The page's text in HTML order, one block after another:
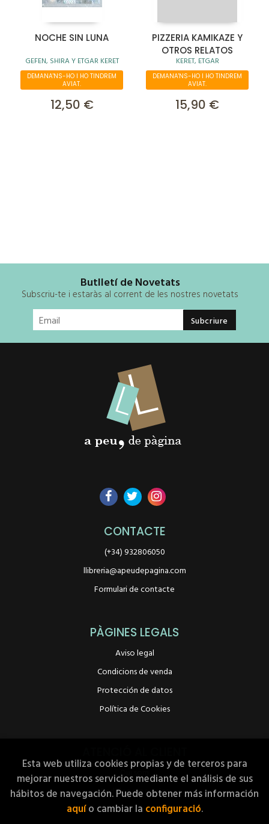
NOCHE SIN LUNA
GEFEN, SHIRA Y ETGAR KERET
DEMANA'NS-HO I HO TINDREM
AVIAT.
12,50 €
PIZZERIA KAMIKAZE Y
OTROS RELATOS
KERET, ETGAR
DEMANA'NS-HO I HO TINDREM
AVIAT.
15,90 €
Butlletí de Novetats
Subscriu-te i estaràs al corrent de les nostres novetats
CONTACTE
(+34) 932806050
llibreria@apeudepagina.com
Formulari de contacte
PÀGINES LEGALS
Aviso legal
Condicions de venda
Protección de datos
Política de Cookies
Qui som
Pedidos especiales
Esta web utiliza cookies propias y de terceros para
mejorar nuestros servicios mediante el análisis de sus
hábitos de navegación. Puede obtener más información
aquío cambiar la configuració.